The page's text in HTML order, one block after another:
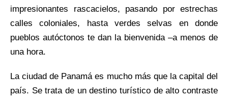
impresionantes rascacielos, pasando por estrechas
calles coloniales, hasta verdes selvas en donde
pueblos autóctonos te dan la bienvenida –a menos de
una hora.
La ciudad de Panamá es mucho más que la capital del
país. Se trata de un destino turístico de alto contraste